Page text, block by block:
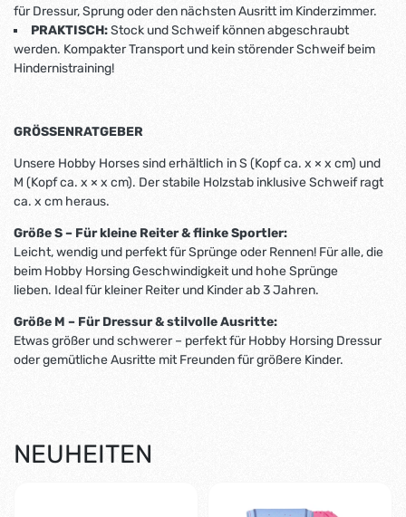
für Dressur, Sprung oder den nächsten Ausritt im Kinderzimmer.
PRAKTISCH:Stock und Schweif können abgeschraubt
werden. Kompakter Transport und kein störender Schweif beim
Hindernistraining!
GRÖSSENRATGEBER
Unsere Hobby Horses sind erhältlich in S (Kopf ca. x × x cm) und
M (Kopf ca. x × x cm). Der stabile Holzstab inklusive Schweif ragt
ca. x cm heraus.
Größe S – Für kleine Reiter & flinke Sportler:
Leicht, wendig und perfekt für Sprünge oder Rennen! Für alle, die
beim Hobby Horsing Geschwindigkeit und hohe Sprünge
lieben. Ideal für kleiner Reiter und Kinder ab 3 Jahren.
Größe M – Für Dressur & stilvolle Ausritte:
Etwas größer und schwerer – perfekt für Hobby Horsing Dressur
oder gemütliche Ausritte mit Freunden für größere Kinder.
NEUHEITEN